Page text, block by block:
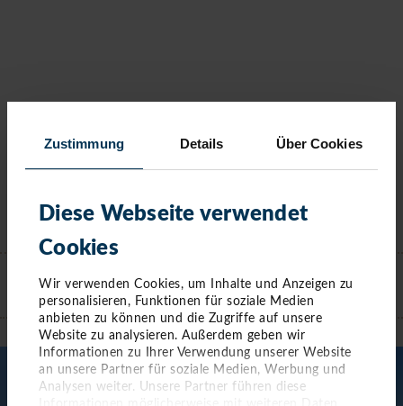
Zustimmung Details Über Cookies
Diese Webseite verwendet
Cookies
Wir verwenden Cookies, um Inhalte und Anzeigen zu
personalisieren, Funktionen für soziale Medien
anbieten zu können und die Zugriffe auf unsere
Website zu analysieren. Außerdem geben wir
Informationen zu Ihrer Verwendung unserer Website
an unsere Partner für soziale Medien, Werbung und
Analysen weiter. Unsere Partner führen diese
TIMMENDORFER STRAND